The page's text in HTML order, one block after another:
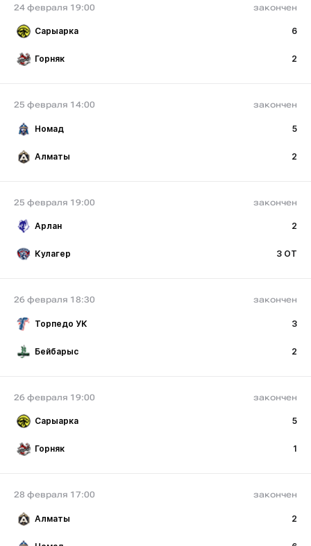
24 февраля 19:00 закончен
Сарыарка 6
Горняк 2
25 февраля 14:00 закончен
Номад 5
Алматы 2
25 февраля 19:00 закончен
Арлан 2
Кулагер 3 ОТ
26 февраля 18:30 закончен
Торпедо УК 3
Бейбарыс 2
26 февраля 19:00 закончен
Сарыарка 5
Горняк 1
28 февраля 17:00 закончен
Алматы 2